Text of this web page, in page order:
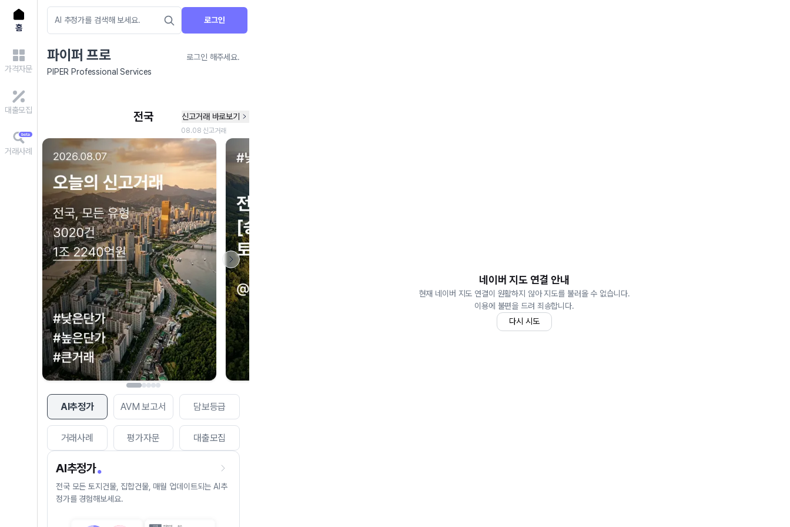
홈
가격자문
대출모집
거래사례
로그인
파이퍼 프로
로그인 해주세요.
PIPER Professional Services
AI추정가 AVM 보고서 담보등급
거래사례 평가자문 대출모집
AI추정가
전국 모든 토지건물, 집합건물, 매월 업데이트되는 AI추
정가를 경험해보세요.
네이버 지도 연결 안내
현재 네이버 지도 연결이 원활하지 않아 지도를 불러올 수 없습니다.
이용에 불편을 드려 죄송합니다.
다시 시도